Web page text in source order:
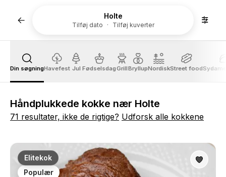
Holte
Tilføj dato Tilføj kuverter
Din søgningHavefest Jul FødselsdagGrillBryllupNordiskStreet food
Håndplukkede kokke nær Holte
71 resultater, ikke de rigtige? Udforsk alle kokkene
Elitekok
Populær